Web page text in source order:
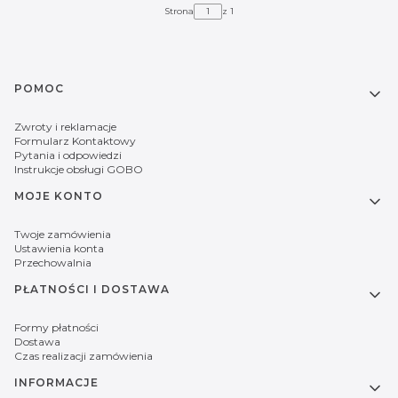
Strona z 1
Linki w stopce
POMOC
Zwroty i reklamacje
Formularz Kontaktowy
Pytania i odpowiedzi
Instrukcje obsługi GOBO
MOJE KONTO
Twoje zamówienia
Ustawienia konta
Przechowalnia
PŁATNOŚCI I DOSTAWA
Formy płatności
Dostawa
Czas realizacji zamówienia
INFORMACJE